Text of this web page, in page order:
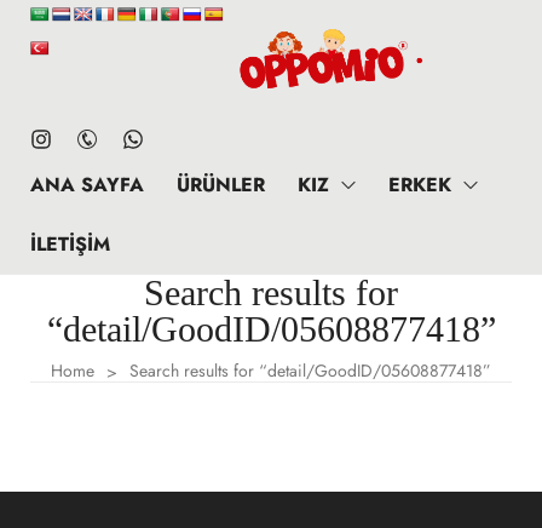
ANA SAYFA ÜRÜNLER KIZ ERKEK
İLETIŞIM
Search results for
“detail/GoodID/05608877418”
Home > Search results for “detail/GoodID/05608877418”